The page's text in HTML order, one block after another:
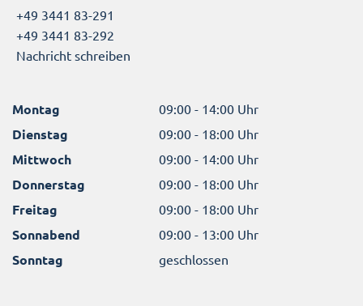
+49 3441 83-291
+49 3441 83-292
Nachricht schreiben
Montag 09:00 - 14:00 Uhr
Dienstag 09:00 - 18:00 Uhr
Mittwoch 09:00 - 14:00 Uhr
Donnerstag 09:00 - 18:00 Uhr
Freitag 09:00 - 18:00 Uhr
Sonnabend 09:00 - 13:00 Uhr
Sonntag geschlossen